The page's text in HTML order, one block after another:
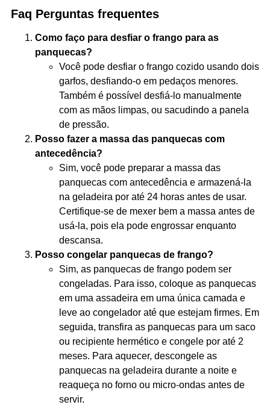
Faq Perguntas frequentes
Como faço para desfiar o frango para as
panquecas?
Você pode desfiar o frango cozido usando dois
garfos, desfiando-o em pedaços menores.
Também é possível desfiá-lo manualmente
com as mãos limpas, ou sacudindo a panela
de pressão.
Posso fazer a massa das panquecas com
antecedência?
Sim, você pode preparar a massa das
panquecas com antecedência e armazená-la
na geladeira por até 24 horas antes de usar.
Certifique-se de mexer bem a massa antes de
usá-la, pois ela pode engrossar enquanto
descansa.
Posso congelar panquecas de frango?
Sim, as panquecas de frango podem ser
congeladas. Para isso, coloque as panquecas
em uma assadeira em uma única camada e
leve ao congelador até que estejam firmes. Em
seguida, transfira as panquecas para um saco
ou recipiente hermético e congele por até 2
meses. Para aquecer, descongele as
panquecas na geladeira durante a noite e
reaqueça no forno ou micro-ondas antes de
servir.